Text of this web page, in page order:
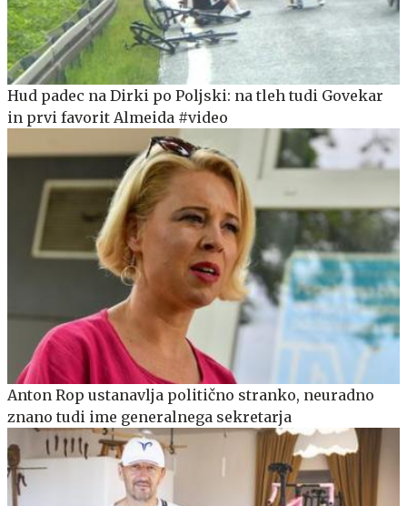
Hud padec na Dirki po Poljski: na tleh tudi Govekar
in prvi favorit Almeida #video
Anton Rop ustanavlja politično stranko, neuradno
znano tudi ime generalnega sekretarja